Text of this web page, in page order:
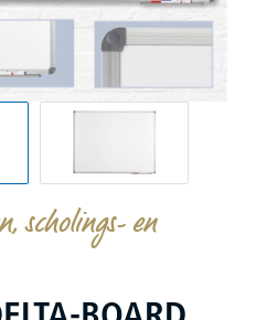
scholings- en